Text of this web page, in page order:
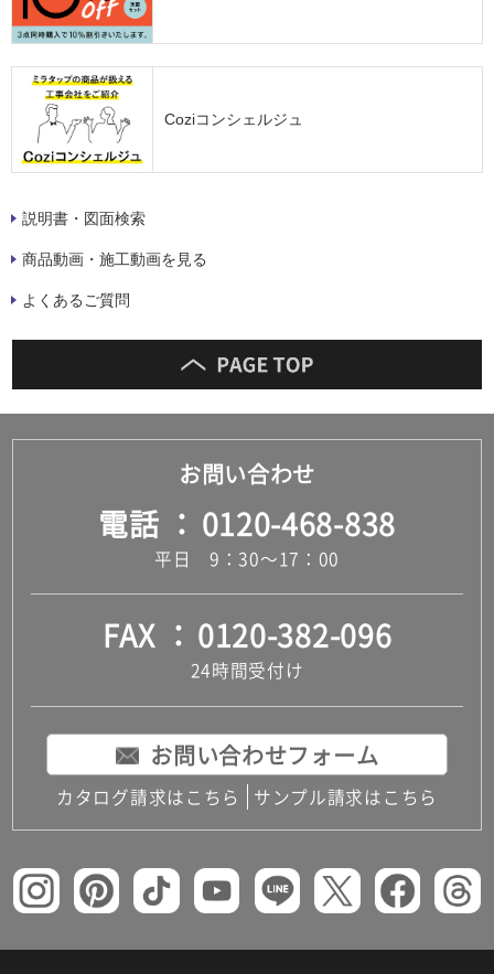
Coziコンシェルジュ
説明書・図面検索
商品動画・施工動画を見る
よくあるご質問
お問い合わせ
電話 0120-468-838
平日 9：30～17：00
FAX 0120-382-096
24時間受付け
お問い合わせフォーム
カタログ請求はこちら サンプル請求はこちら